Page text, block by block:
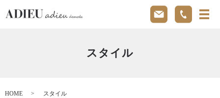
メ
スタイル
HOME スタイル